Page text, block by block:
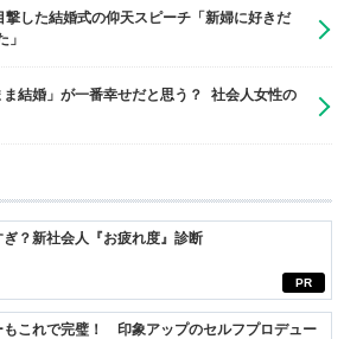
した結婚式の仰天スピーチ「新婦に好きだ
」
ま結婚」が一番幸せだと思う？ 社会人女性の
PR
？新社会人『お疲れ度』診断
もこれで完璧！ 印象アップのセルフプロデュー